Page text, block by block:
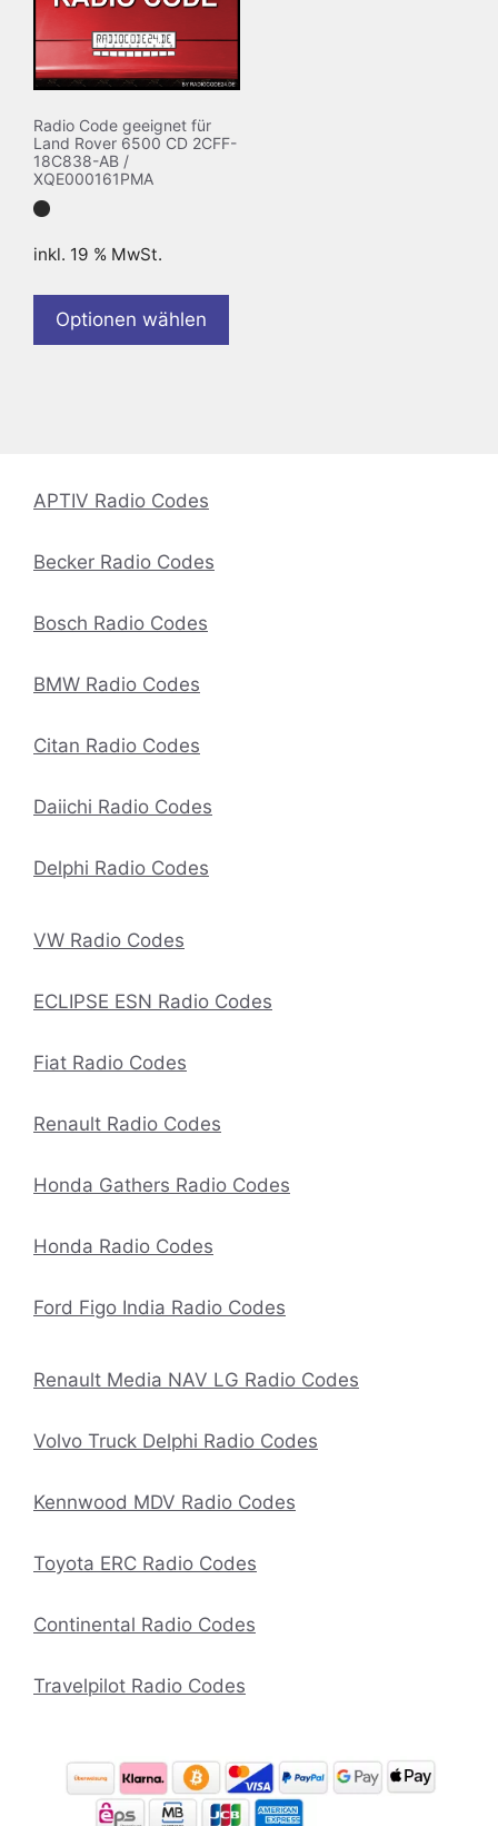
Radio Code geeignet für
Land Rover 6500 CD 2CFF-
18C838-AB /
XQE000161PMA
inkl. 19 % MwSt.
Optionen wählen
APTIV Radio Codes
Becker Radio Codes
Bosch Radio Codes
BMW Radio Codes
Citan Radio Codes
Daiichi Radio Codes
Delphi Radio Codes
VW Radio Codes
ECLIPSE ESN Radio Codes
Fiat Radio Codes
Renault Radio Codes
Honda Gathers Radio Codes
Honda Radio Codes
Ford Figo India Radio Codes
Renault Media NAV LG Radio Codes
Volvo Truck Delphi Radio Codes
Kennwood MDV Radio Codes
Toyota ERC Radio Codes
Continental Radio Codes
Travelpilot Radio Codes